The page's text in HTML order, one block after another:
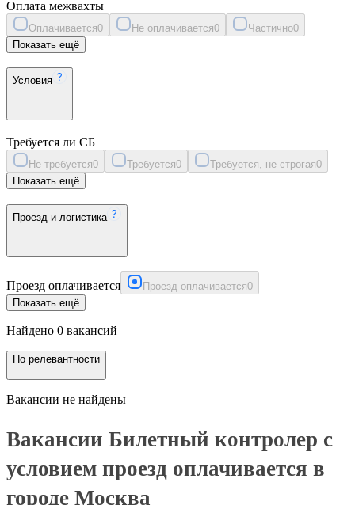
Оплата межвахты
Оплачивается0 Не оплачивается0 Частично0
Показать ещё
Условия
Требуется ли СБ
Не требуется0 Требуется0 Требуется, не строгая0
Показать ещё
Проезд и логистика
Проезд оплачивается Проезд оплачивается0
Показать ещё
Найдено 0 вакансий
По релевантности
Вакансии не найдены
Вакансии Билетный контролер с
условием проезд оплачивается в
городе Москва